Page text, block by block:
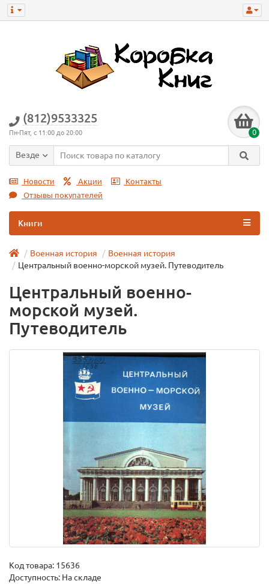
(812)9533325
Пн-Пят, с 11:00 до 20:00 0
Везде
Новости Акции
Контакты
Отзывы покупателей
Книги
Военная история
Военная истoрия
Центральный военно-морской музей. Путеводитель
Центральный военно-
морской музей.
Путеводитель
Код товара: 15636
Доступность: На складе